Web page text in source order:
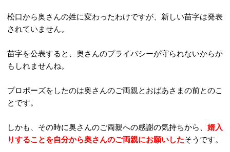
松口から奥さんの姓に変わったわけですが、新しい苗字は発表
されていません。
苗字を公表すると、奥さんのプライバシーが守られないからか
もしれませんね。
プロポーズをしたのは奥さんのご両親とおばあさまの前とのこ
とです。
しかも、その時に奥さんのご両親への感謝の気持ちから、 婿入
りすることを自分から奥さんのご両親にお願いしたそうです。